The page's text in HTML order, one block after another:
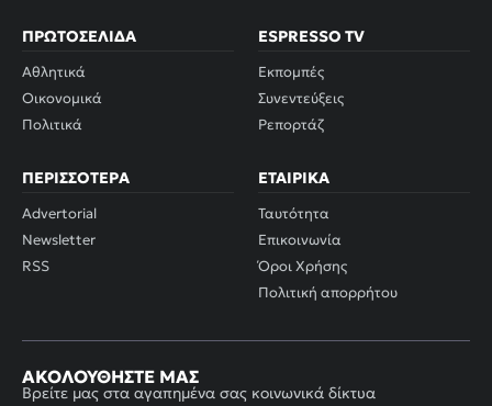
ΠΡΩΤΟΣΈΛΙΔΑ
Αθλητικά
Οικονομικά
Πολιτικά
ESPRESSO TV
Εκπομπές
Συνεντεύξεις
Ρεπορτάζ
ΠΕΡΙΣΣΌΤΕΡΑ
Advertorial
Newsletter
RSS
ΕΤΑΙΡΙΚΆ
Ταυτότητα
Επικοινωνία
Όροι Χρήσης
Πολιτική απορρήτου
ΑΚΟΛΟΥΘΉΣΤΕ ΜΑΣ
Βρείτε μας στα αγαπημένα σας κοινωνικά δίκτυα